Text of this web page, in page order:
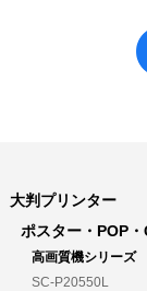
大判プリンター
ポスター・POP
高画質機シリーズ
SC-P20550L